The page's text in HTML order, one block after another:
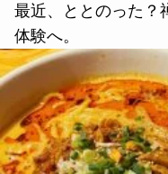
最近、ととのった？
体験へ。